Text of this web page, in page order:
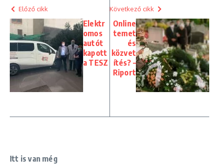
Előző cikk
Elektr
omos
autót
kapott
a TESZ
Következő cikk
Online
temet
és
közvet
ítés? –
Riport
Itt is van még